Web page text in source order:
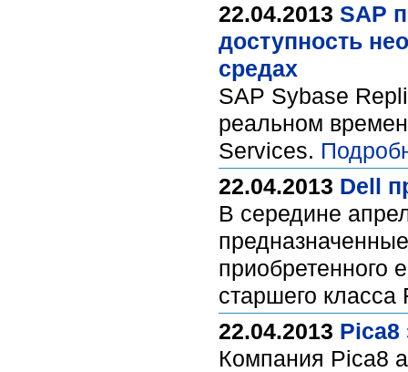
22.04.2013 SAP
доступность
средах
SAP Sybase
реальном
Services.
22.04.2013 Dell
В середине
приобретенного
старшего
22.04.2013 Pica8
Компания Pica8